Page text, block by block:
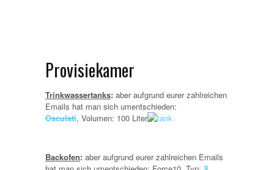
Provisiekamer
Trinkwassertanks: aber aufgrund eurer zahlreichen
Emails hat man sich umentschieden:
Osculati, Volumen: 100 Liter
Backofen: aber aufgrund eurer zahlreichen Emails